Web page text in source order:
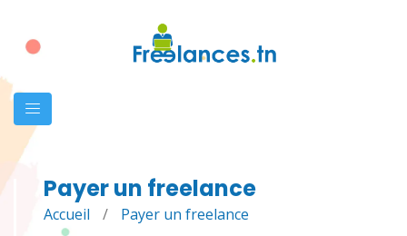
Payer un freelance
Accueil / Payer un freelance